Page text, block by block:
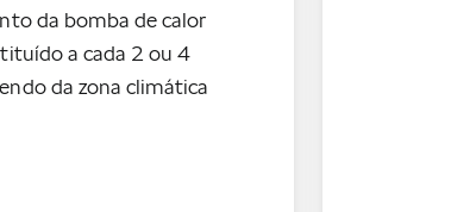
da bomba de calor
a cada 2 ou 4
da zona climática